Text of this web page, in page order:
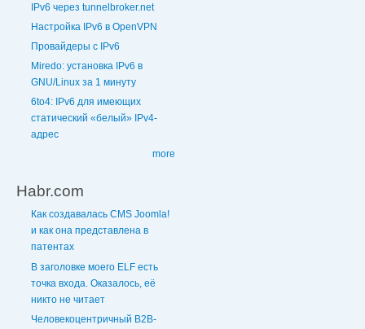
IPv6 через tunnelbroker.net
Настройка IPv6 в OpenVPN
Провайдеры с IPv6
Miredo: установка IPv6 в
GNU/Linux за 1 минуту
6to4: IPv6 для имеющих
статический «белый» IPv4-
адрес
more
Habr.com
Как создавалась CMS Joomla!
и как она представлена в
патентах
В заголовке моего ELF есть
точка входа. Оказалось, её
никто не читает
Человекоцентричный B2B-